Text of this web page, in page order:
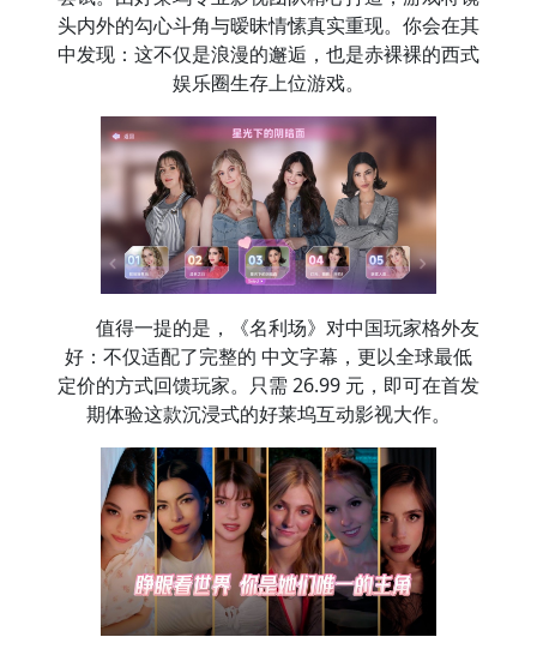
头内外的勾心斗角与暧昧情愫真实重现。你会在其
中发现：这不仅是浪漫的邂逅，也是赤裸裸的西式
娱乐圈生存上位游戏。
值得一提的是，《名利场》对中国玩家格外友
好：不仅适配了完整的 中文字幕，更以全球最低
定价的方式回馈玩家。只需 26.99 元，即可在首发
期体验这款沉浸式的好莱坞互动影视大作。